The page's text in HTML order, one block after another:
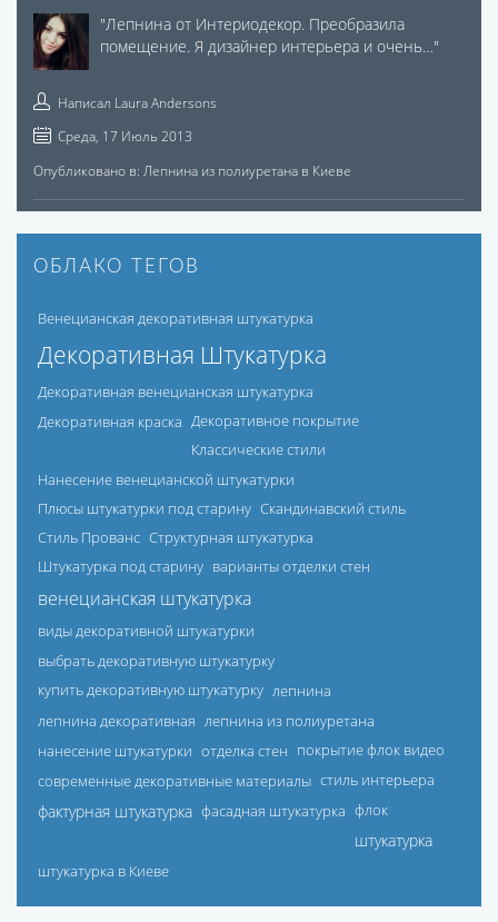
"Лепнина от Интериодекор. Преобразила
помещение. Я дизайнер интерьера и очень…"
Написал Laura Andersons
Среда, 17 Июль 2013
Опубликовано в: Лепнина из полиуретана в Киеве
ОБЛАКО ТЕГОВ
Венецианская декоративная штукатурка
Декоративная Штукатурка
Декоративная венецианская штукатурка
Декоративная краска Декоративное покрытие
Классические стили
Нанесение венецианской штукатурки
Плюсы штукатурки под старину Скандинавский стиль
Стиль Прованс Структурная штукатурка
Штукатурка под старину варианты отделки стен
венецианская штукатурка
виды декоративной штукатурки
выбрать декоративную штукатурку
купить декоративную штукатурку лепнина
лепнина декоративная лепнина из полиуретана
нанесение штукатурки отделка стен покрытие флок видео
современные декоративные материалы стиль интерьера
фактурная штукатурка фасадная штукатурка флок
штукатурка
штукатурка в Киеве